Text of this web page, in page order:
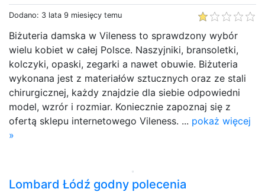
Dodano: 3 lata 9 miesięcy temu
Biżuteria damska w Vileness to sprawdzony wybór
wielu kobiet w całej Polsce. Naszyjniki, bransoletki,
kolczyki, opaski, zegarki a nawet obuwie. Biżuteria
wykonana jest z materiałów sztucznych oraz ze stali
chirurgicznej, każdy znajdzie dla siebie odpowiedni
model, wzrór i rozmiar. Koniecznie zapoznaj się z
ofertą sklepu internetowego Vileness. ... pokaż więcej
»
Lombard Łódź godny polecenia